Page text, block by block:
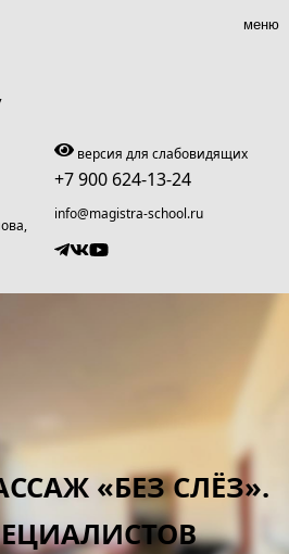
версия для слабовидящих
+7 900 624-13-24
info@magistra-school.ru
меню
«БЕЗ СЛЁЗ».